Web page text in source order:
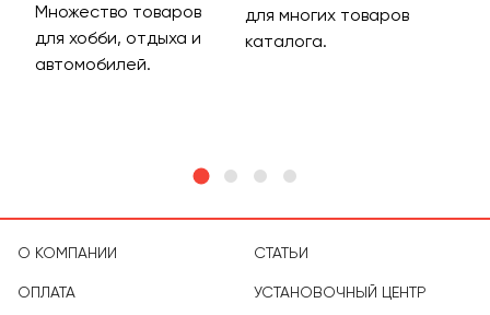
Множество товаров
для хобби, отдыха и
автомобилей.
для многих товаров
каталога.
О КОМПАНИИ
ОПЛАТА
СТАТЬИ
УСТАНОВОЧНЫЙ ЦЕНТР